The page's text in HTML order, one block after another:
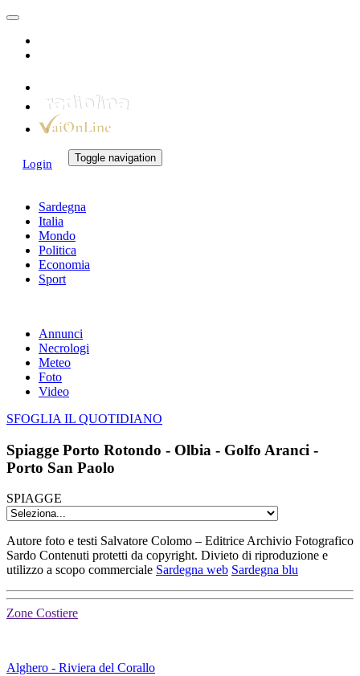
Login Toggle navigation
Sardegna
Italia
Mondo
Politica
Economia
Sport
Annunci
Necrologi
Meteo
Foto
Video
SFOGLIA IL QUOTIDIANO
Spiagge Porto Rotondo - Olbia - Golfo Aranci -
Porto San Paolo
SPIAGGE
Autore foto e testi Salvatore Colomo – Editrice Archivio Fotografico
Sardo Contenuti protetti da copyright. Divieto di riproduzione e
utilizzo a scopo commerciale Sardegna web Sardegna blu
Zone Costiere
Alghero - Riviera del Corallo